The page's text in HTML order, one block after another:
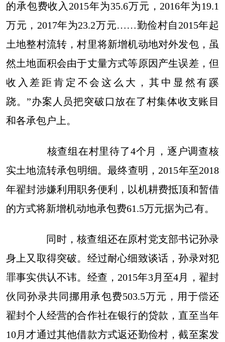
的承包费收入2015年为35.6万元，2016年为19.1
万元，2017年为23.2万元……勤俭村自2015年起
土地整村流转，村里将新增机动地对外发包，虽
然土地面积会由于丈量方式等原因产生误差，但
收入差距肯定不会这么大，其中显然有蹊
跷。”办案人员把突破口放在了村集体收支账目
和各承包户上。
核查组在村里待了4个月，逐户调查核
实土地流转承包明细。最终查明，2015年至2018
年翟封涉嫌利用职务便利，以机耕费抵顶和暂借
的方式将新增机动地承包费61.5万元据为己有。
同时，核查组还在原村党支部书记孙录
身上又取得突破。经过耐心细致谈话，孙录对犯
罪事实供认不讳。经查，2015年3月至4月，翟封
伙同孙录共同挪用承包费503.5万元，用于偿还
翟封个人经营的合作社在银行的贷款，直至当年
10月才通过其他借款方式返还勤俭村，截至案发